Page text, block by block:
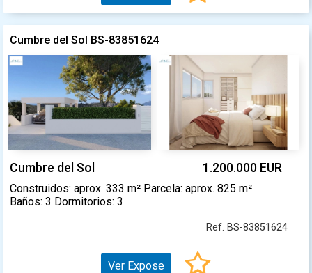
Cumbre del Sol BS-83851624
Cumbre del Sol 1.200.000 EUR
Construidos: aprox. 333 m² Parcela: aprox. 825 m²
Baños: 3 Dormitorios: 3
Ref. BS-83851624
Ver Expose